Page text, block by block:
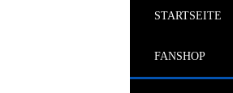
STARTSEITE
FANSHOP